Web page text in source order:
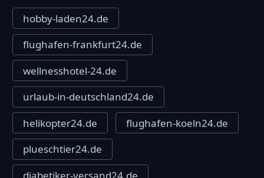
hobby-laden24.de
flughafen-frankfurt24.de
wellnesshotel-24.de
urlaub-in-deutschland24.de
helikopter24.de
flughafen-koeln24.de
plueschtier24.de